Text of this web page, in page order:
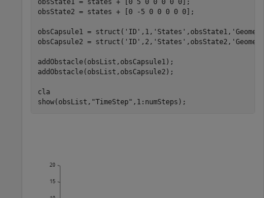
obsState2 = states + [0 -5 0 0 0 0 0];
obsCapsule1 = struct( 'ID' ,1, 'States' ,obsState1,
obsCapsule2 = struct( 'ID' ,2, 'States' ,obsState2,
addObstacle(obsList,obsCapsule1);
addObstacle(obsList,obsCapsule2);
cla
show(obsList, "TimeStep" ,1:numSteps);